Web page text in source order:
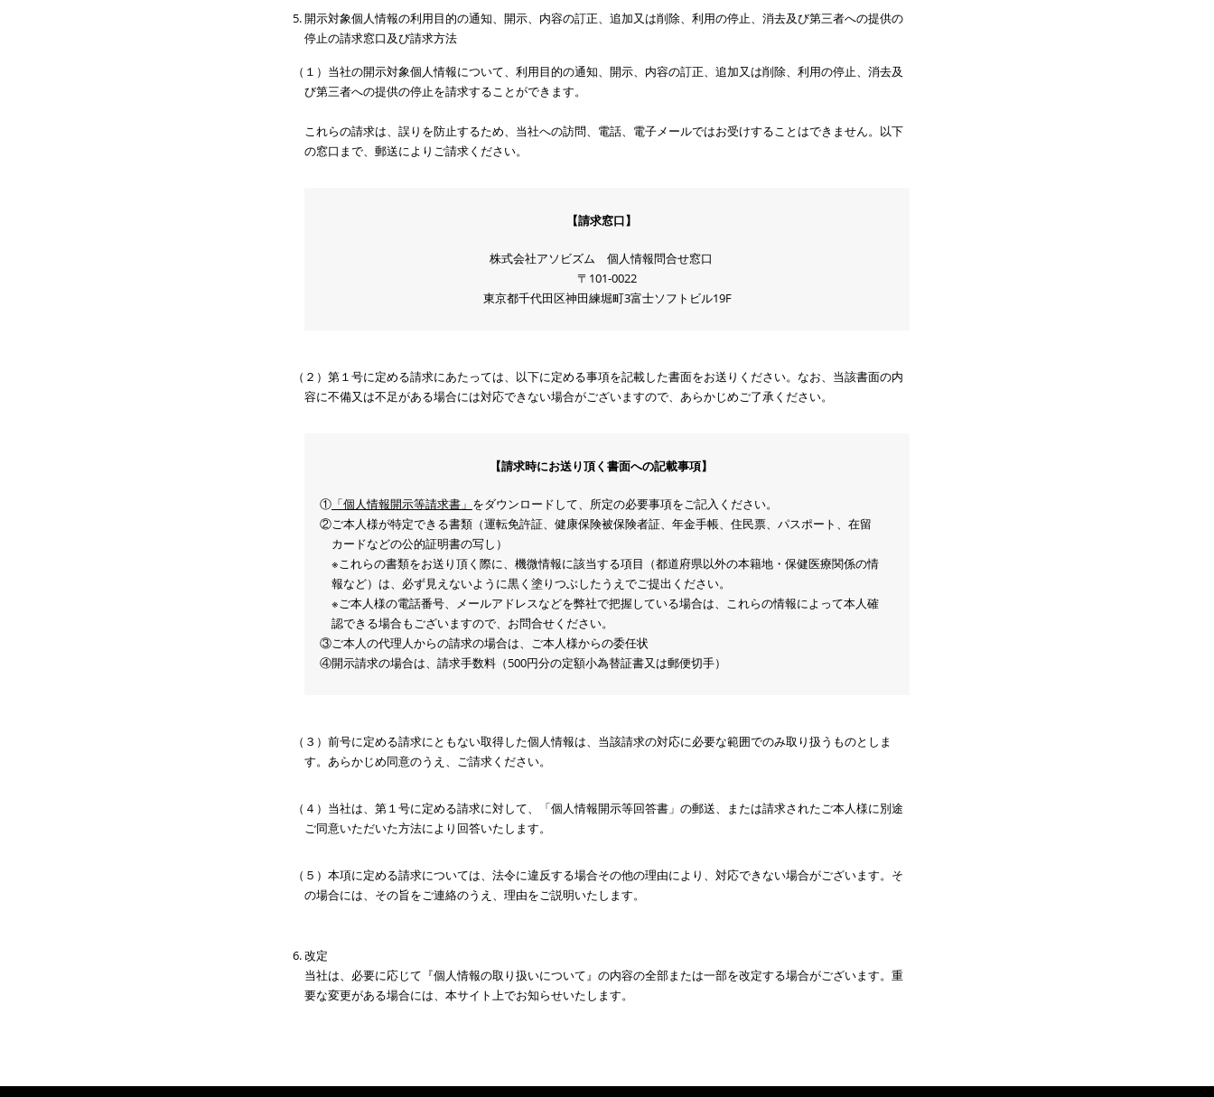
開示対象個人情報の利用目的の通知、開示、内容の訂正、追加又は削除、利用の停止、消去及び第三者への提供の
停止の請求窓口及び請求方法
（１）当社の開示対象個人情報について、利用目的の通知、開示、内容の訂正、追加又は削除、利用の停止、消去及
び第三者への提供の停止を請求することができます。
これらの請求は、誤りを防止するため、当社への訪問、電話、電子メールではお受けすることはできません。以下
の窓口まで、郵送によりご請求ください。
【請求窓口】
株式会社アソビズム 個人情報問合せ窓口
〒101-0022
東京都千代田区神田練堀町3富士ソフトビル19F
（２）第１号に定める請求にあたっては、以下に定める事項を記載した書面をお送りください。なお、当該書面の内
容に不備又は不足がある場合には対応できない場合がございますので、あらかじめご了承ください。
【請求時にお送り頂く書面への記載事項】
① 「個人情報開示等請求書」 をダウンロードして、所定の必要事項をご記入ください。
②ご本人様が特定できる書類（運転免許証、健康保険被保険者証、年金手帳、住民票、パスポート、在留
カードなどの公的証明書の写し）
※これらの書類をお送り頂く際に、機微情報に該当する項目（都道府県以外の本籍地・保健医療関係の情
報など）は、必ず見えないように黒く塗りつぶしたうえでご提出ください。
※ご本人様の電話番号、メールアドレスなどを弊社で把握している場合は、これらの情報によって本人確
認できる場合もございますので、お問合せください。
③ご本人の代理人からの請求の場合は、ご本人様からの委任状
④開示請求の場合は、請求手数料（500円分の定額小為替証書又は郵便切手）
（３）前号に定める請求にともない取得した個人情報は、当該請求の対応に必要な範囲でのみ取り扱うものとしま
す。あらかじめ同意のうえ、ご請求ください。
（４）当社は、第１号に定める請求に対して、「個人情報開示等回答書」の郵送、または請求されたご本人様に別途
ご同意いただいた方法により回答いたします。
（５）本項に定める請求については、法令に違反する場合その他の理由により、対応できない場合がございます。そ
の場合には、その旨をご連絡のうえ、理由をご説明いたします。
改定
当社は、必要に応じて『個人情報の取り扱いについて』の内容の全部または一部を改定する場合がございます。重
要な変更がある場合には、本サイト上でお知らせいたします。